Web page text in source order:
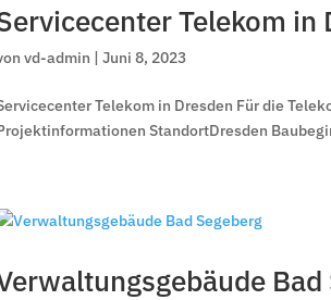
Telekom in
vd-admin |Juni 8, 2023
Telekom in Dresden Für die
StandortDresden
Bad